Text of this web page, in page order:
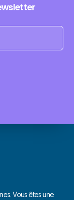
Vous êtes une